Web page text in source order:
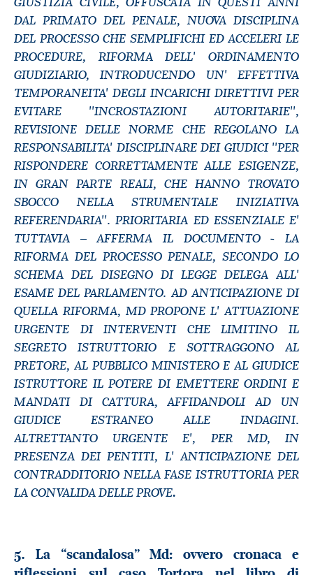
DAL PRIMATO DEL PENALE, NUOVA DISCIPLINA
DEL PROCESSO CHE SEMPLIFICHI ED ACCELERI LE
PROCEDURE, RIFORMA DELL' ORDINAMENTO
GIUDIZIARIO, INTRODUCENDO UN' EFFETTIVA
TEMPORANEITA' DEGLI INCARICHI DIRETTIVI PER
EVITARE ''INCROSTAZIONI AUTORITARIE'',
REVISIONE DELLE NORME CHE REGOLANO LA
RESPONSABILITA' DISCIPLINARE DEI GIUDICI ''PER
RISPONDERE CORRETTAMENTE ALLE ESIGENZE,
IN GRAN PARTE REALI, CHE HANNO TROVATO
SBOCCO NELLA STRUMENTALE INIZIATIVA
REFERENDARIA''. PRIORITARIA ED ESSENZIALE E'
TUTTAVIA – AFFERMA IL DOCUMENTO - LA
RIFORMA DEL PROCESSO PENALE, SECONDO LO
SCHEMA DEL DISEGNO DI LEGGE DELEGA ALL'
ESAME DEL PARLAMENTO. AD ANTICIPAZIONE DI
QUELLA RIFORMA, MD PROPONE L' ATTUAZIONE
URGENTE DI INTERVENTI CHE LIMITINO IL
SEGRETO ISTRUTTORIO E SOTTRAGGONO AL
PRETORE, AL PUBBLICO MINISTERO E AL GIUDICE
ISTRUTTORE IL POTERE DI EMETTERE ORDINI E
MANDATI DI CATTURA, AFFIDANDOLI AD UN
GIUDICE ESTRANEO ALLE INDAGINI.
ALTRETTANTO URGENTE E', PER MD, IN
PRESENZA DEI PENTITI, L' ANTICIPAZIONE DEL
CONTRADDITORIO NELLA FASE ISTRUTTORIA PER
LA CONVALIDA DELLE PROVE.
5. La “scandalosa” Md: ovvero cronaca e